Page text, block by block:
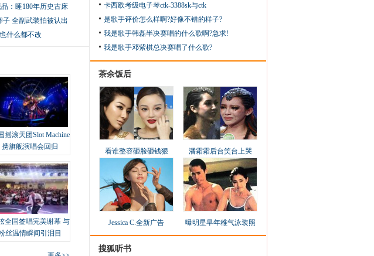
：睡180年历史古床
子 全副武装怕被认出
什么都不改
摇滚天团Slot Machine
携旗舰演唱会回归
全国签唱完美谢幕 与
丝温情瞬间引泪目
卡西欧考级电子琴ctk-3388sk与ctk
是歌手评价怎么样啊?好像不错的样子?
我是歌手韩磊半决赛唱的什么歌啊?急求!
我是歌手邓紫棋总决赛唱了什么歌?
茶余饭后
看谁整容砸脸砸钱狠 潘霜霜后台笑台上哭
Jessica C.全新广告 曝明星早年稚气泳装照
搜狐听书